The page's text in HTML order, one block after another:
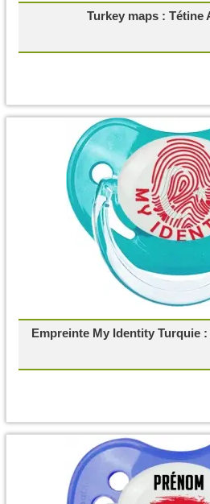
Turkey maps : Tétine
Empreinte My Identity Turquie